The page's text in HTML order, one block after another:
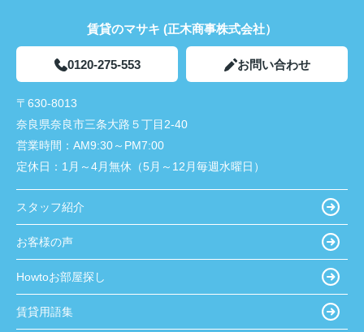
賃貸のマサキ (正木商事株式会社）
0120-275-553 お問い合わせ
〒630-8013
奈良県奈良市三条大路５丁目2-40
営業時間： AM9:30～PM7:00
定休日： 1月～4月無休（5月～12月毎週水曜日）
スタッフ紹介
お客様の声
Howtoお部屋探し
賃貸用語集